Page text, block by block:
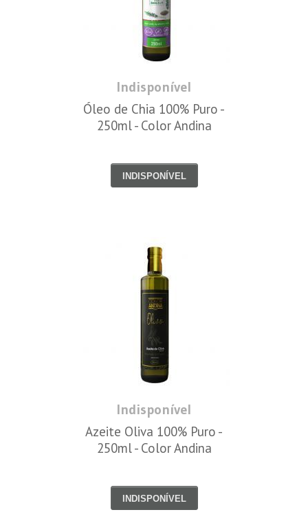
Indisponível
Óleo de Chia 100% Puro -
250ml - Color Andina
INDISPONÍVEL
Indisponível
Azeite Oliva 100% Puro -
250ml - Color Andina
INDISPONÍVEL